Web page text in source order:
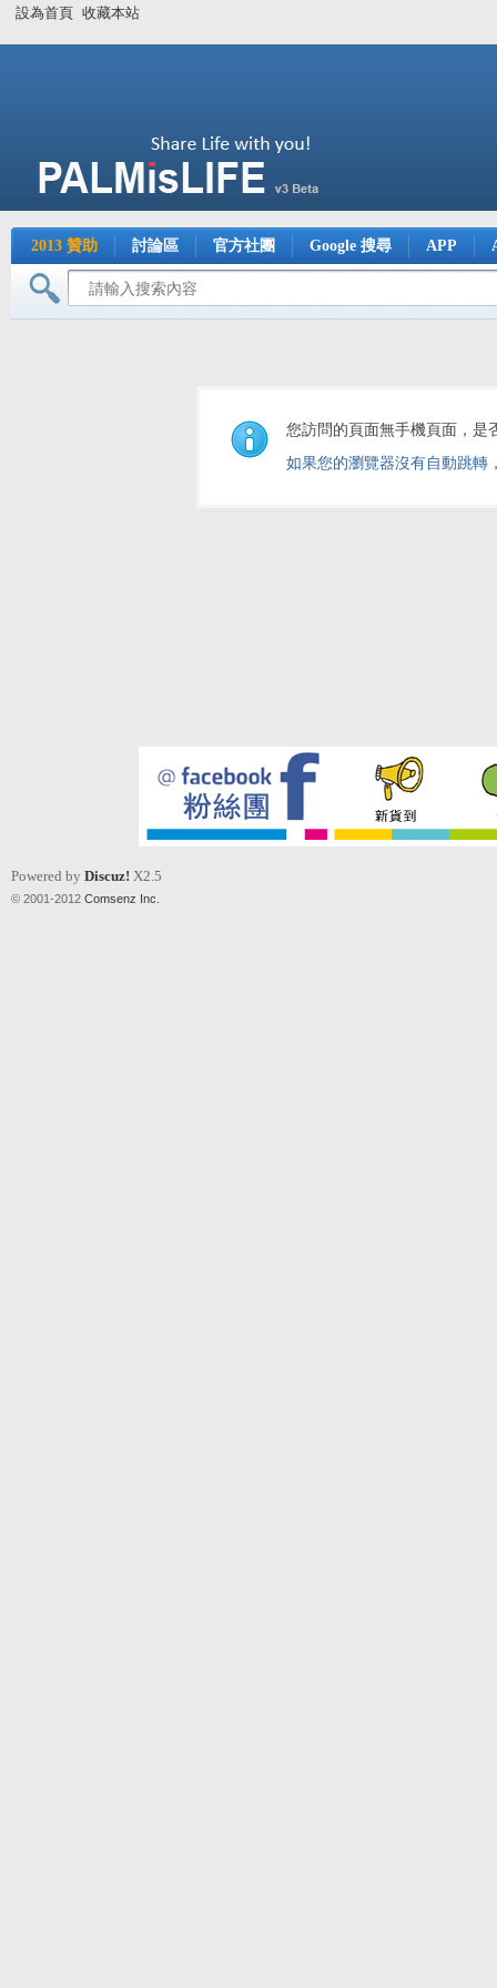
設為首頁 收藏本站
2013 贊助 討論區 官方社團 Google 搜尋 APP
您訪問的頁面無手機頁面，是
如果您的瀏覽器沒有自動跳轉
Powered by Discuz! X2.5
© 2001-2012 Comsenz Inc.